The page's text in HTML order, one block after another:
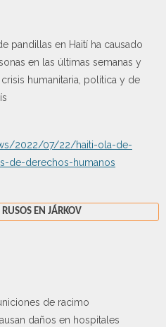
pandillas en Haití ha causado
en las últimas semanas y
humanitaria, política y de
2022/07/22/haiti-ola-de-
de-derechos-humanos
EN JÁRKOV
de racimo
daños en hospitales